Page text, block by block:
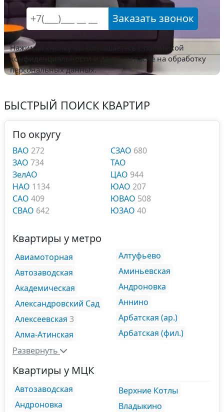
Заказать звонок
Нажимая кнопку вы соглашаетесь с
политикой
конфиденциальности и даете согласие на обработку
персональных данных.
БЫСТРЫЙ ПОИСК КВАРТИР
По округу
ВАО 272
ЗАО 734
ЗелАО
НАО 1134
САО 409
СВАО 642
СЗАО 680
ТАО
ЦАО 944
ЮАО 207
ЮВАО 508
ЮЗАО 40
Квартиры у метро
Авиамоторная
Автозаводская
Академическая
Александровский Сад
Алексеевская 3
Алма-Атинская
Алтуфьево
Аминьевская
Андроновка
Аннино
Арбатская (ар.)
Арбатская (фил.)
Развернуть
Квартиры у МЦК
Автозаводская
Андроновка
Верхние Котлы
Владыкино